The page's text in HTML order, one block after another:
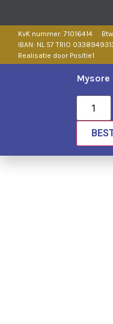
KvK nummer: 71016414
IBAN: NL 57 TRIO
Realisatie door Positie1